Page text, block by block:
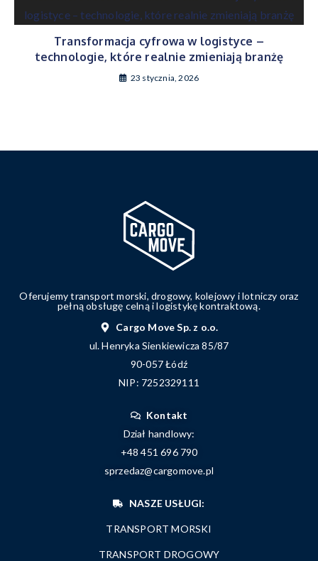
Transformacja cyfrowa w logistyce –
technologie, które realnie zmieniają branżę
23 stycznia, 2026
Oferujemy transport morski, drogowy, kolejowy i lotniczy oraz
pełną obsługę celną i logistykę kontraktową.
Cargo Move Sp. z o.o.
ul. Henryka Sienkiewicza 85/87
90-057 Łódź
NIP: 7252329111
Kontakt
Dział handlowy:
+48 451 696 790
sprzedaz@cargomove.pl
NASZE USŁUGI:
TRANSPORT MORSKI
TRANSPORT DROGOWY